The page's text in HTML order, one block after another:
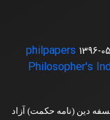
1396-
دین (نامه حکمت) آزاد